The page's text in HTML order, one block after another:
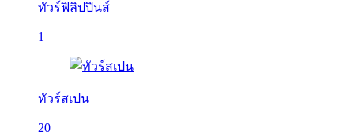
ทัวร์ฟิลิปปินส์
1
ทัวร์สเปน
20